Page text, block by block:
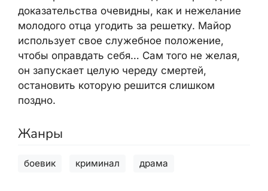
доказательства очевидны, как и нежелание
молодого отца угодить за решетку. Майор
использует свое служебное положение,
чтобы оправдать себя… Сам того не желая,
он запускает целую череду смертей,
остановить которую решится слишком
поздно.
Жанры
боевик криминал драма